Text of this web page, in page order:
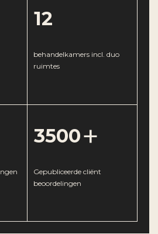
12
behandelkamers incl. duo
ruimtes
3500+
Gepubliceerde cliënt
beoordelingen